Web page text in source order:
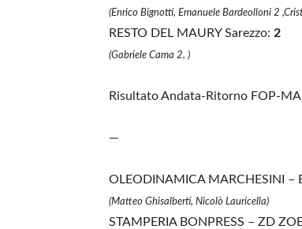
(Enrico Bignotti, Emanuele Bardeolloni 2
RESTO DEL MAURY Sarezzo: 2
(Gabriele Cama 2, )
Risultato Andata-Ritorno FOP-
—
OLEODINAMICA MARCHESINI –
(Matteo Ghisalberti, Nicolò Lauricella)
STAMPERIA BONPRESS – ZD